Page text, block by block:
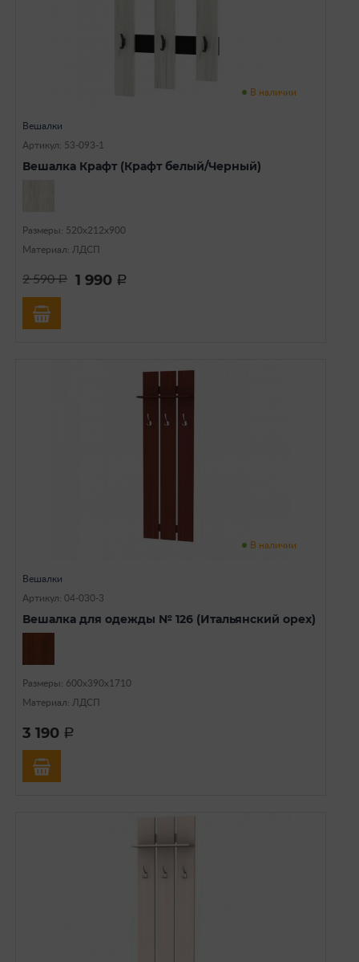
В наличии
Вешалки
Артикул: 53-093-1
Вешалка Крафт (Крафт белый/Черный)
Размеры: 520х212х900
Материал: ЛДСП
2 590a 1 990 a
В наличии
Вешалки
Артикул: 04-030-3
Вешалка для одежды № 126 (Итальянский орех)
Размеры: 600х390х1710
Материал: ЛДСП
3 190 a